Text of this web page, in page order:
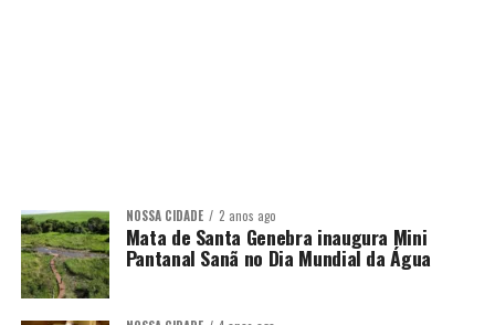
NOSSA CIDADE 2 anos ago
Mata de Santa Genebra inaugura Mini
Pantanal Sanã no Dia Mundial da Água